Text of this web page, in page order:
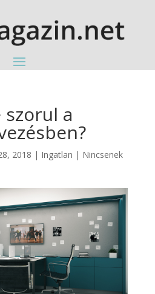
szorul a
2018 | Ingatlan | Nincsenek